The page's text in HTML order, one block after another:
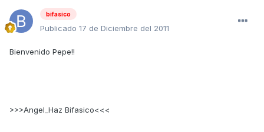
bifasico
Publicado 17 de Diciembre del 2011
Bienvenido Pepe!!
>>>Angel_Haz Bifasico<<<